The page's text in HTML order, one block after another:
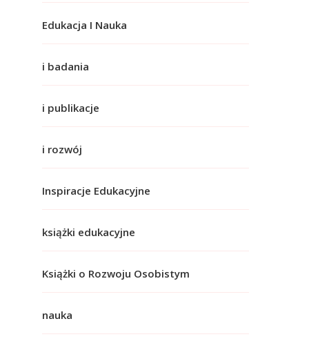
Edukacja I Nauka
i badania
i publikacje
i rozwój
Inspiracje Edukacyjne
książki edukacyjne
Książki o Rozwoju Osobistym
nauka